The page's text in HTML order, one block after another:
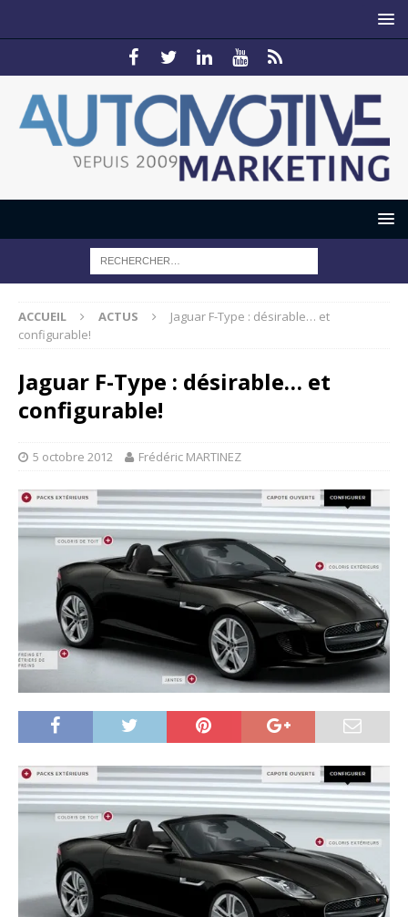
ACCUEIL ACTUS
Jaguar F-Type : désirable… et
configurable!
Jaguar F-Type : désirable… et
configurable!
5 octobre 2012 Frédéric MARTINEZ